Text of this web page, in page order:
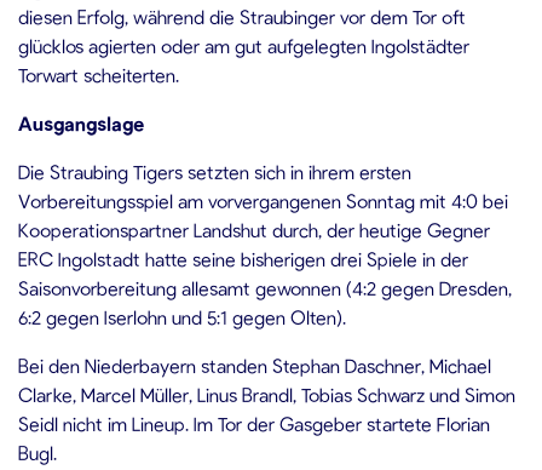
diesen Erfolg, während die Straubinger vor dem Tor oft
glücklos agierten oder am gut aufgelegten Ingolstädter
Torwart scheiterten.
Ausgangslage
Die Straubing Tigers setzten sich in ihrem ersten
Vorbereitungsspiel am vorvergangenen Sonntag mit 4:0 bei
Kooperationspartner Landshut durch, der heutige Gegner
ERC Ingolstadt hatte seine bisherigen drei Spiele in der
Saisonvorbereitung allesamt gewonnen (4:2 gegen Dresden,
6:2 gegen Iserlohn und 5:1 gegen Olten).
Bei den Niederbayern standen Stephan Daschner, Michael
Clarke, Marcel Müller, Linus Brandl, Tobias Schwarz und Simon
Seidl nicht im Lineup. Im Tor der Gasgeber startete Florian
Bugl.